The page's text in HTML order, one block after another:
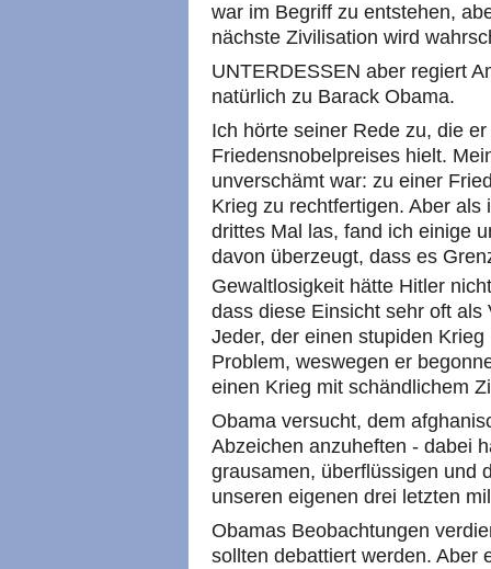
war im Begriff zu entstehen,
nächste Zivilisation wird
UNTERDESSEN aber regiert
natürlich zu Barack Obama.
Ich hörte seiner Rede zu, die
Friedensnobelpreises hielt.
unverschämt war: zu einer
Krieg zu rechtfertigen. Aber
drittes Mal las, fand ich einige
davon überzeugt, dass es
Gewaltlosigkeit hätte Hitler
dass diese Einsicht sehr oft
Jeder, der einen stupiden
Problem, weswegen er
einen Krieg mit schändlichem
Obama versucht, dem
Abzeichen anzuheften - dabei
grausamen, überflüssigen und
unseren eigenen drei letzten
Obamas Beobachtungen
sollten debattiert werden. Aber